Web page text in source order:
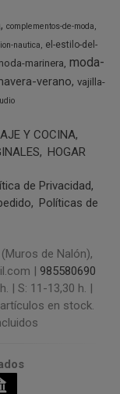
complementos-de-moda
nautica
el-estilo-del-
marinera moda-
verano vajilla-
Y COCINA
HOGAR
de Privacidad
Políticas de
de Nalón),
| 985580690
| S: 11-13,30 h. |
en stock.